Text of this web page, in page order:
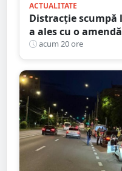
ACTUALITATE
Distracție scumpă
a ales cu o
acum 20 ore